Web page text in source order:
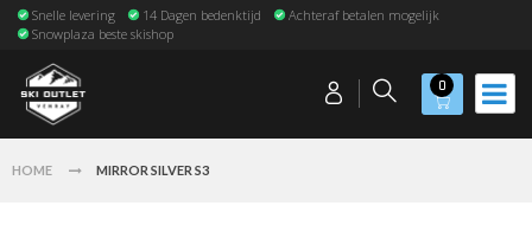
Snelle levering 14 Dagen bedenktijd
Achteraf betalen mogelijk
Snowplaza beste skishop
0
HOME MIRROR SILVER S3